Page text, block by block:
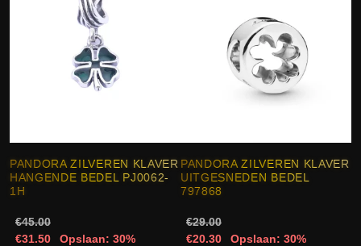
PANDORA ZILVEREN KLAVER
HANGENDE BEDEL PJ0062-
1H
€45.00
€31.50
Opslaan: 30%
PANDORA ZILVEREN KLAVER
UITGESNEDEN BEDEL
797868
€29.00
€20.30
Opslaan: 30%